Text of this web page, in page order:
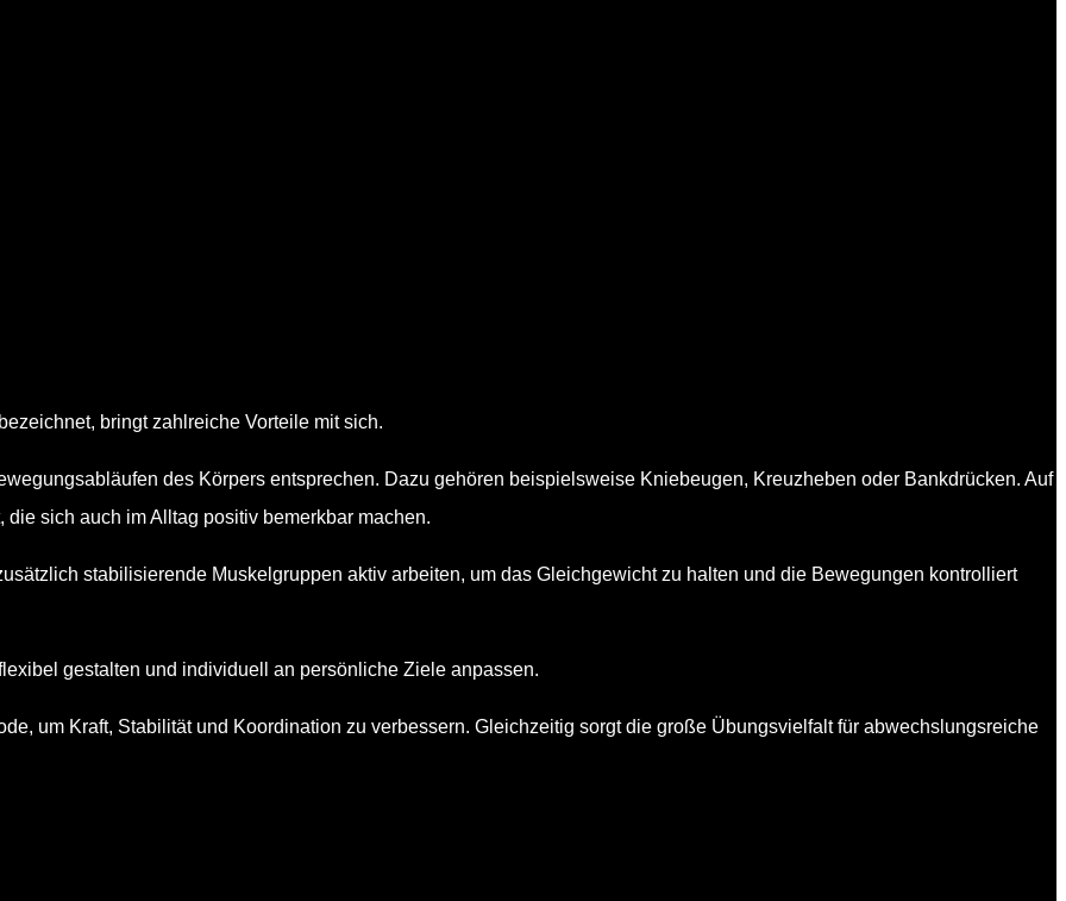
bringt zahlreiche Vorteile mit sich.
des Körpers entsprechen. Dazu gehören beispielsweise Kniebeugen, Kreuzheben oder Bankdrücken. Auf
sich auch im Alltag positiv bemerkbar machen.
stabilisierende Muskelgruppen aktiv arbeiten, um das Gleichgewicht zu halten und die Bewegungen kontrolliert
gestalten und individuell an persönliche Ziele anpassen.
um Kraft, Stabilität und Koordination zu verbessern. Gleichzeitig sorgt die große Übungsvielfalt für abwechslungsreiche